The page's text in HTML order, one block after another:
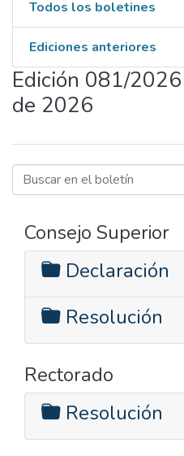
Todos los boletines
Ediciones anteriores
Edición 081/
de 2026
Consejo Superior
Declaración
Resolución
Rectorado
Resolución